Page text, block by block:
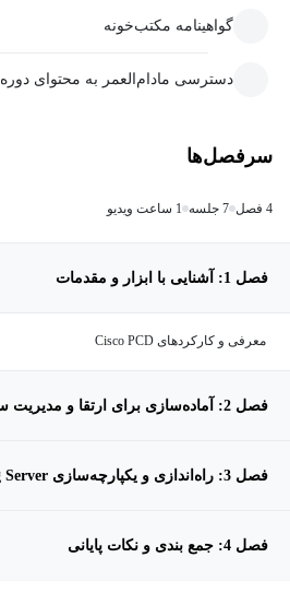
گواهینامه مکتب‌خونه
دسترسی مادام‌العمر به محتوای دوره
سرفصل‌ها
4 فصل 7 جلسه 1 ساعت ویدیو
فصل 1: آشنایی با ابزار و مقدمات
معرفی و کارکردهای Cisco PCD
فصل 2: آماده‌سازی برای ارتقا و مدیریت سرورها
فصل 3: راه‌اندازی و یکپارچه‌سازی Cisco Paging Server
فصل 4: جمع بندی و نکات پایانی